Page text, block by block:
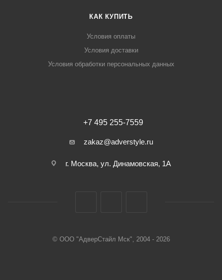
КАК КУПИТЬ
Условия оплаты
Условия доставки
Условия обработки персональных данных
+7 495 255-7559
zakaz@adverstyle.ru
г. Москва, ул. Динамовская, 1А
© ООО "АдверСтайл Мск", 2004 - 2026